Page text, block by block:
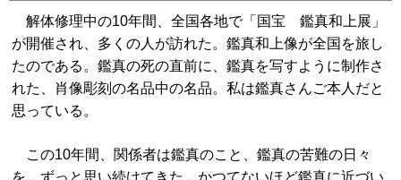
解体修理中の10年間、全国各地で「国宝 鑑真和上展」
が開催され、多くの人が訪れた。鑑真和上像が全国を旅し
たのである。鑑真の死の直前に、鑑真を写すように制作さ
れた、肖像彫刻の名品中の名品。私は鑑真さんご本人だと
思っている。
この10年間、関係者は鑑真のこと、鑑真の苦難の日々
を、ずっと思い続けてきた。かつてないほど鑑真に近づい